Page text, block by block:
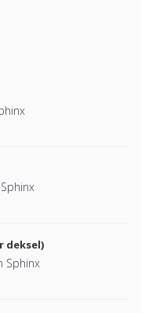
deksel)
Sphinx